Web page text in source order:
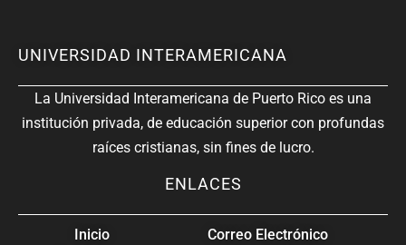
UNIVERSIDAD INTERAMERICANA
La Universidad Interamericana de Puerto Rico es una
institución privada, de educación superior con profundas
raíces cristianas, sin fines de lucro.
ENLACES
Inicio
Correo Electrónico